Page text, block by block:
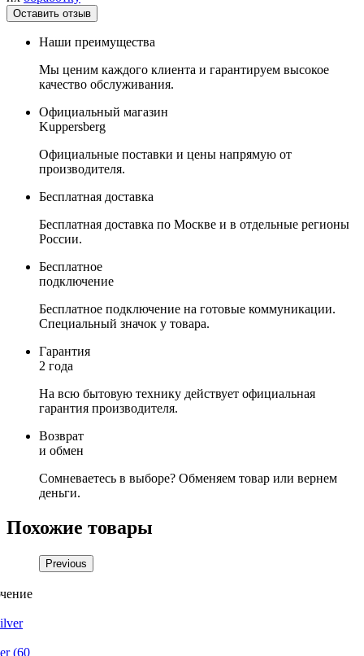
Наши преимущества
Мы ценим каждого клиента и гарантируем высокое
качество обслуживания.
Официальный магазин
Kuppersberg
Официальные поставки и цены напрямую от
производителя.
Бесплатная доставка
Бесплатная доставка по Москве и в отдельные регионы
России.
Бесплатное
подключение
Бесплатное подключение на готовые коммуникации.
Специальный значок у товара.
Гарантия
2 года
На всю бытовую технику действует официальная
гарантия производителя.
Возврат
и обмен
Сомневаетесь в выборе? Обменяем товар или вернем
деньги.
Похожие товары
Previous
(60